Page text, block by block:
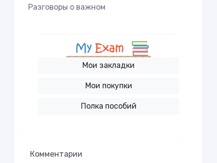
Разговоры о важном
Мои закладки
Мои покупки
Полка пособий
Комментарии